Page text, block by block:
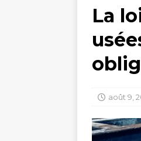
La
août 9,